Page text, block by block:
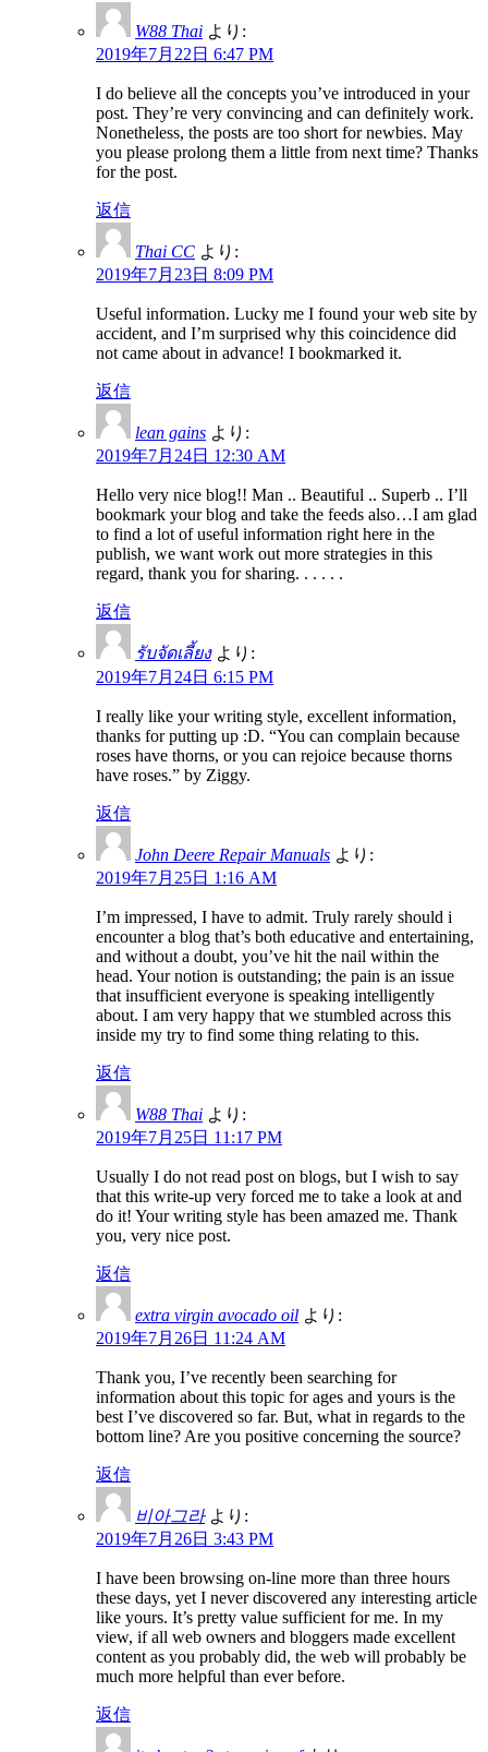
W88 Thai より:
2019年7月22日 6:47 PM
I do believe all the concepts you’ve introduced in your
post. They’re very convincing and can definitely work.
Nonetheless, the posts are too short for newbies. May
you please prolong them a little from next time? Thanks
for the post.
返信
Thai CC より:
2019年7月23日 8:09 PM
Useful information. Lucky me I found your web site by
accident, and I’m surprised why this coincidence did
not came about in advance! I bookmarked it.
返信
lean gains より:
2019年7月24日 12:30 AM
Hello very nice blog!! Man .. Beautiful .. Superb .. I’ll
bookmark your blog and take the feeds also…I am glad
to find a lot of useful information right here in the
publish, we want work out more strategies in this
regard, thank you for sharing. . . . . .
返信
รับจัดเลี้ยง より:
2019年7月24日 6:15 PM
I really like your writing style, excellent information,
thanks for putting up :D. “You can complain because
roses have thorns, or you can rejoice because thorns
have roses.” by Ziggy.
返信
John Deere Repair Manuals より:
2019年7月25日 1:16 AM
I’m impressed, I have to admit. Truly rarely should i
encounter a blog that’s both educative and entertaining,
and without a doubt, you’ve hit the nail within the
head. Your notion is outstanding; the pain is an issue
that insufficient everyone is speaking intelligently
about. I am very happy that we stumbled across this
inside my try to find some thing relating to this.
返信
W88 Thai より:
2019年7月25日 11:17 PM
Usually I do not read post on blogs, but I wish to say
that this write-up very forced me to take a look at and
do it! Your writing style has been amazed me. Thank
you, very nice post.
返信
extra virgin avocado oil より:
2019年7月26日 11:24 AM
Thank you, I’ve recently been searching for
information about this topic for ages and yours is the
best I’ve discovered so far. But, what in regards to the
bottom line? Are you positive concerning the source?
返信
비아그라 より:
2019年7月26日 3:43 PM
I have been browsing on-line more than three hours
these days, yet I never discovered any interesting article
like yours. It’s pretty value sufficient for me. In my
view, if all web owners and bloggers made excellent
content as you probably did, the web will probably be
much more helpful than ever before.
返信